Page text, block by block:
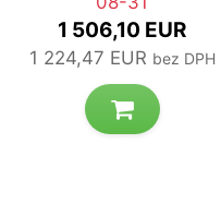
1 506,10 EUR
1 224,47 EUR bez DPH